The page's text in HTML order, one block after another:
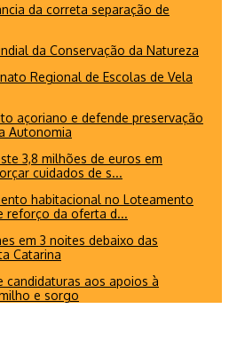
da correta separação de
da Conservação da Natureza
Regional de Escolas de Vela
açoriano e defende preservação
Autonomia
3,8 milhões de euros em
cuidados de s...
habitacional no Loteamento
reforço da oferta d...
em 3 noites debaixo das
Catarina
candidaturas aos apoios à
e sorgo